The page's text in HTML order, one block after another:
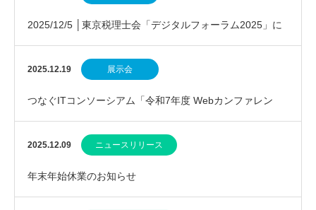
2025/12/5 │東京税理士会「デジタルフォーラム2025」に
参加しました
2025.12.19 展示会
つなぐITコンソーシアム「令和7年度 Webカンファレン
ス」のご案内
2025.12.09 ニュースリリース
年末年始休業のお知らせ